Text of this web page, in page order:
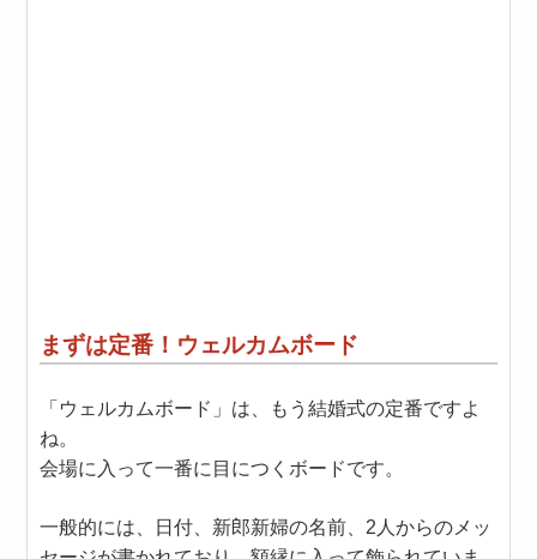
まずは定番！ウェルカムボード
「ウェルカムボード」は、もう結婚式の定番ですよ
ね。
会場に入って一番に目につくボードです。
一般的には、日付、新郎新婦の名前、2人からのメッ